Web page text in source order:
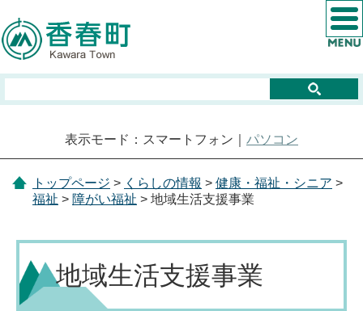
表示モード：スマートフォン｜ パソコン
トップページ > くらしの情報 > 健康・福祉・シニア >
福祉 > 障がい福祉 > 地域生活支援事業
地域生活支援事業